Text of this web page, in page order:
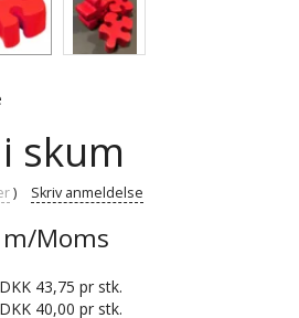
skum
Skriv anmeldelse
m/Moms
DKK 43,75 pr stk.
DKK 40,00 pr stk.